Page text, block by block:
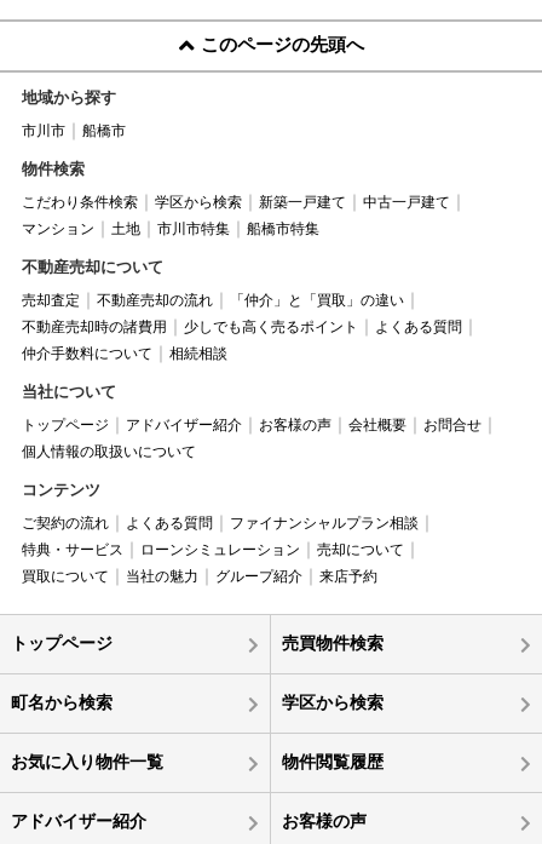
このページの先頭へ
地域から探す
市川市 船橋市
物件検索
こだわり条件検索 学区から検索 新築一戸建て
中古一戸建て
マンション
土地 市川市特集 船橋市特集
不動産売却について
売却査定 不動産売却の流れ
「仲介」と「買取」の違い
不動産売却時の諸費用
少しでも高く売るポイント
よくある質問
仲介手数料について
相続相談
当社について
トップページ アドバイザー紹介 お客様の声 会社概要
お問合せ
個人情報の取扱いについて
コンテンツ
ご契約の流れ よくある質問
ファイナンシャルプラン相談
特典・サービス
ローンシミュレーション
売却について
買取について
当社の魅力 グループ紹介 来店予約
トップページ 売買物件検索
町名から検索 学区から検索
お気に入り物件一覧 物件閲覧履歴
アドバイザー紹介 お客様の声